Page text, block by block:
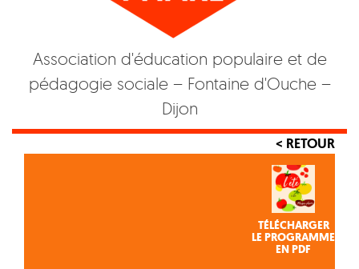
Association d'éducation populaire et de
pédagogie sociale – Fontaine d'Ouche –
Dijon
< RETOUR
TÉLÉCHARGER
LE PROGRAMME
EN PDF